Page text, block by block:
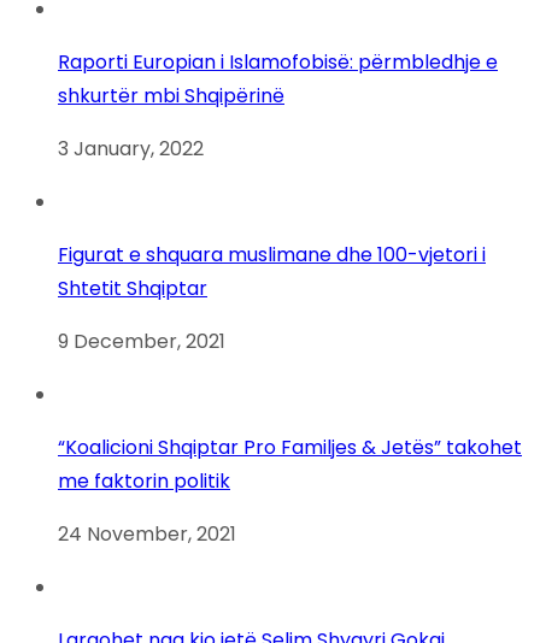
Raporti Europian i Islamofobisë: përmbledhje e
shkurtër mbi Shqipërinë
3 January, 2022
Figurat e shquara muslimane dhe 100-vjetori i
Shtetit Shqiptar
9 December, 2021
“Koalicioni Shqiptar Pro Familjes & Jetës” takohet
me faktorin politik
24 November, 2021